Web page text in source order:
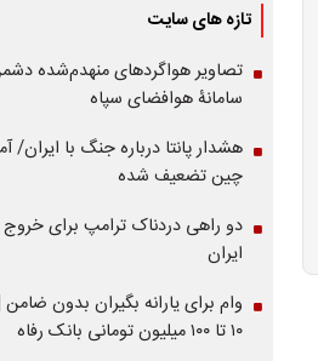
تازه های سایت
تصاویر هواگردهای منهدم‌شده
سامانۀ هوافضای سپاه
هشدار پانتا درباره جنگ با ایران/
چین تضعیف شده
دو راهی دردناک ترامپ برای
ایران
وام برای یارانه بگیران بدون
۱۰ تا ۱۰۰ میلیون تومانی بانک رفاه